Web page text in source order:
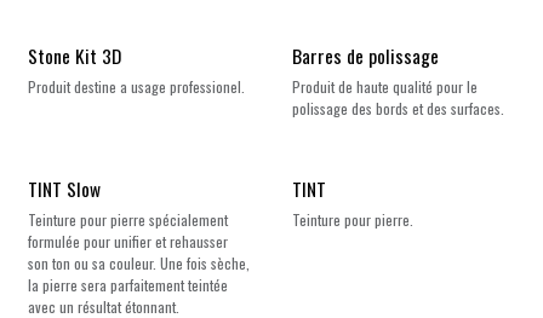
Stone Kit 3D
Produit destine a usage professionel.
Barres de polissage
Produit de haute qualité pour le
polissage des bords et des surfaces.
TINT Slow
Teinture pour pierre spécialement
formulée pour unifier et rehausser
son ton ou sa couleur. Une fois sèche,
la pierre sera parfaitement teintée
avec un résultat étonnant.
TINT
Teinture pour pierre.